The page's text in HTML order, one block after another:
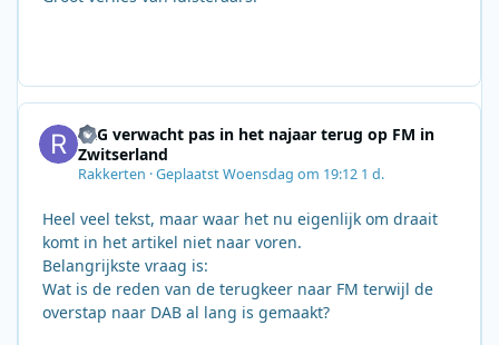
SRG verwacht pas in het najaar terug op FM in
Zwitserland
Rakkerten ·GeplaatstWoensdag om 19:12 1 d.
Heel veel tekst, maar waar het nu eigenlijk om draait
komt in het artikel niet naar voren.
Belangrijkste vraag is:
Wat is de reden van de terugkeer naar FM terwijl de
overstap naar DAB al lang is gemaakt?